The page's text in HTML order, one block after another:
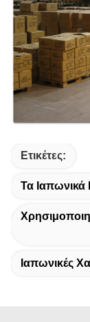
Ετικέτες:
Τα Ιαπωνικά
Ιαπωνικές